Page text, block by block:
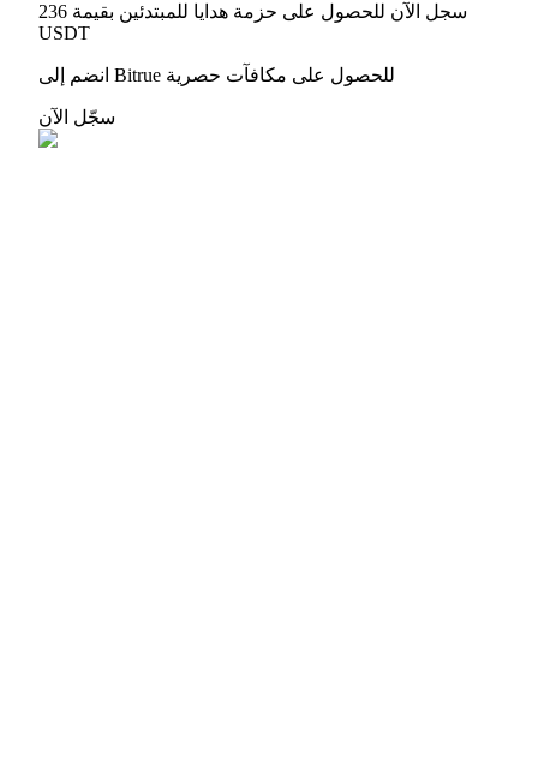
سجل الآن للحصول على حزمة هدايا للمبتدئين بقيمة 236
USDT
انضم إلى Bitrue للحصول على مكافآت حصرية
سجّل الآن